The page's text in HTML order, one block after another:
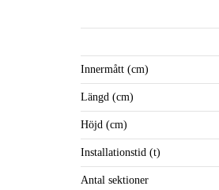
Innermått (cm)
Längd (cm)
Höjd (cm)
Installationstid (t)
Antal sektioner